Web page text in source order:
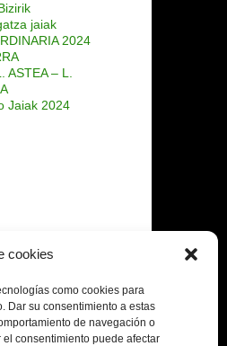
cookies
como cookies para
Dar su consentimiento a estas
de navegación o
el consentimiento puede afectar
jaiak
2024
ASTEA – L.
Jaiak 2024